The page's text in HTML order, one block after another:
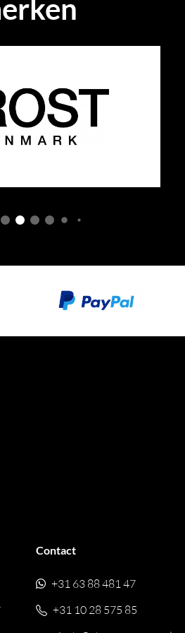
Contact
+31 63 88 481 47
+31 10 28 575 85